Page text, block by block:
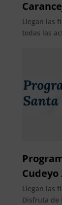
Llegan las
todas las
Cudeyo
Llegan las
Disfruta de